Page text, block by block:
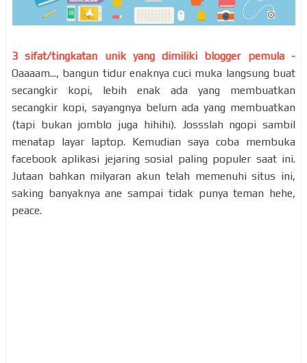
3 sifat/tingkatan unik yang dimiliki blogger pemula -
Oaaaam..., bangun tidur enaknya cuci muka langsung buat
secangkir kopi, lebih enak ada yang membuatkan
secangkir kopi, sayangnya belum ada yang membuatkan
(tapi bukan jomblo juga hihihi). Jossslah ngopi sambil
menatap layar laptop. Kemudian saya coba membuka
facebook aplikasi jejaring sosial paling populer saat ini.
Jutaan bahkan milyaran akun telah memenuhi situs ini,
saking banyaknya ane sampai tidak punya teman hehe,
peace.